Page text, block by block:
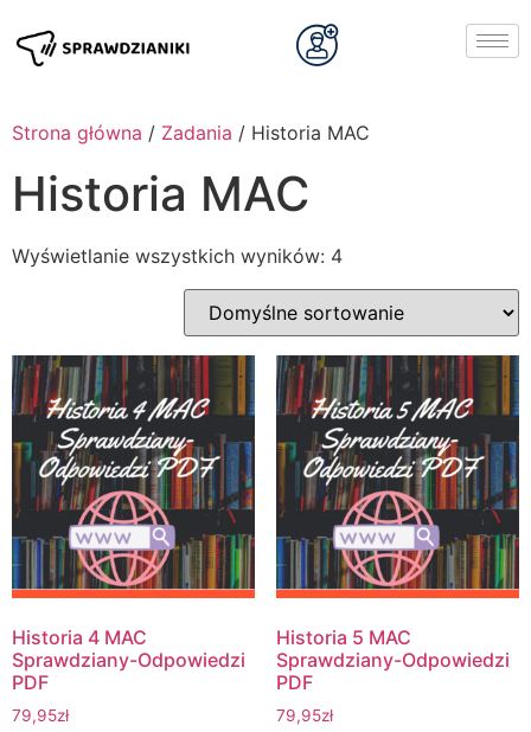
Strona główna / Zadania / Historia MAC
Historia MAC
Wyświetlanie wszystkich wyników: 4
Historia 4 MAC
Sprawdziany-Odpowiedzi
PDF
79,95zł
Historia 5 MAC
Sprawdziany-Odpowiedzi
PDF
79,95zł